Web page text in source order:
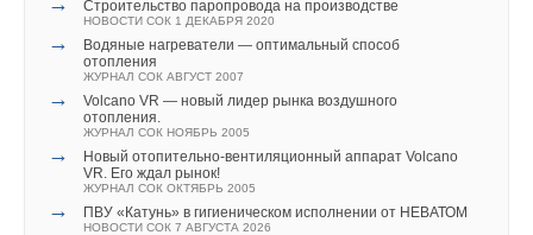
Строительство паропровода на производстве
НОВОСТИ СОК 1 ДЕКАБРЯ 2020
→
Водяные нагреватели — оптимальный способ
отопления
ЖУРНАЛ СОК АВГУСТ 2007
→
Volcano VR — новый лидер рынка воздушного
отопления.
ЖУРНАЛ СОК НОЯБРЬ 2005
→
Новый отопительно-вентиляционный аппарат Volcano
VR. Его ждал рынок!
ЖУРНАЛ СОК ОКТЯБРЬ 2005
→ ПВУ «Катунь» в гигиеническом исполнении от НЕВАТОМ
НОВОСТИ СОК 7 АВГУСТА 2026